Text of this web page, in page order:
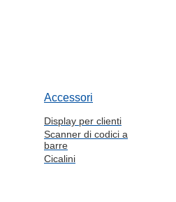
Accessori
Display per clienti
Scanner di codici a
barre
Cicalini